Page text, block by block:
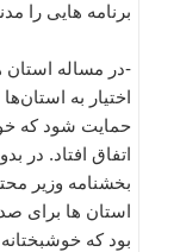
برنامه هایی را
-در مساله استان
اختیار به
حمایت شود که
اتفاق افتاد. در
بخشنامه وزیر
استان ها برای
بود که